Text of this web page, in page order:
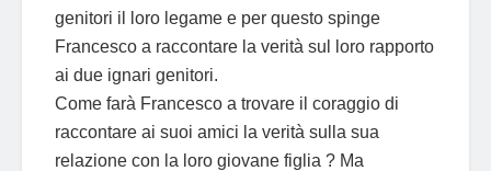
genitori il loro legame e per questo spinge
Francesco a raccontare la verità sul loro rapporto
ai due ignari genitori.
Come farà Francesco a trovare il coraggio di
raccontare ai suoi amici la verità sulla sua
relazione con la loro giovane figlia ? Ma